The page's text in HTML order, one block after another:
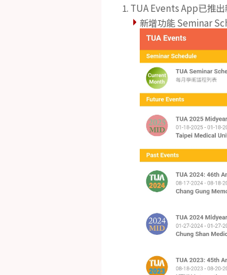
TUA Events App已推出
新增功能 Seminar